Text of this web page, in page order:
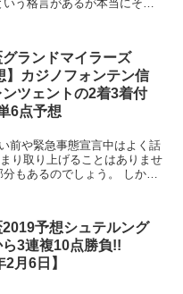
う格言があるが本当にそう
グランドマイラーズ
】カジノフォンテン信
ツェントの2着3着付
6点予想
前や緊急事態宣言中はよく話
り取り上げることはありませ
もあるのでしょう。 しかし
予想シュテルング
3連複10点勝負!!
2月6日】